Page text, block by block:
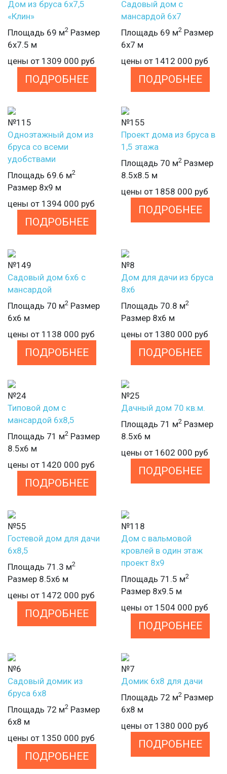
Дом из бруса 6х7,5
«Клин»
Площадь 69 м2 Размер
6х7.5 м
цены от 1309 000 руб
ПОДРОБНЕЕ
Садовый дом с
мансардой 6х7
Площадь 69 м2 Размер
6х7 м
цены от 1412 000 руб
ПОДРОБНЕЕ
№115
Одноэтажный дом из
бруса со всеми
удобствами
Площадь 69.6 м2
Размер 8х9 м
цены от 1394 000 руб
ПОДРОБНЕЕ
№155
Проект дома из бруса в
1,5 этажа
Площадь 70 м2 Размер
8.5х8.5 м
цены от 1858 000 руб
ПОДРОБНЕЕ
№149
Садовый дом 6х6 с
мансардой
Площадь 70 м2 Размер
6х6 м
цены от 1138 000 руб
ПОДРОБНЕЕ
№8
Дом для дачи из бруса
8х6
Площадь 70.8 м2
Размер 8х6 м
цены от 1380 000 руб
ПОДРОБНЕЕ
№24
Типовой дом с
мансардой 6х8,5
Площадь 71 м2 Размер
8.5х6 м
цены от 1420 000 руб
ПОДРОБНЕЕ
№25
Дачный дом 70 кв.м.
Площадь 71 м2 Размер
8.5х6 м
цены от 1602 000 руб
ПОДРОБНЕЕ
№55
Гостевой дом для дачи
6х8,5
Площадь 71.3 м2
Размер 8.5х6 м
цены от 1472 000 руб
ПОДРОБНЕЕ
№118
Дом с вальмовой
кровлей в один этаж
проект 8х9
Площадь 71.5 м2
Размер 8х9.5 м
цены от 1504 000 руб
ПОДРОБНЕЕ
№6
Садовый домик из
бруса 6х8
Площадь 72 м2 Размер
6х8 м
цены от 1350 000 руб
ПОДРОБНЕЕ
№7
Домик 6х8 для дачи
Площадь 72 м2 Размер
6х8 м
цены от 1380 000 руб
ПОДРОБНЕЕ